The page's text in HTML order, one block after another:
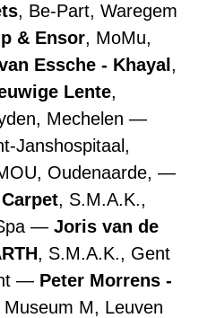
, Be-Part, Waregem
& Ensor, MoMu,
Essche - Khayal ,
Lente,
Mechelen
Janshospitaal,
Oudenaarde,
, S.M.A.K.,
Joris van de
, S.M.A.K., Gent
Peter Morrens -
Museum M, Leuven